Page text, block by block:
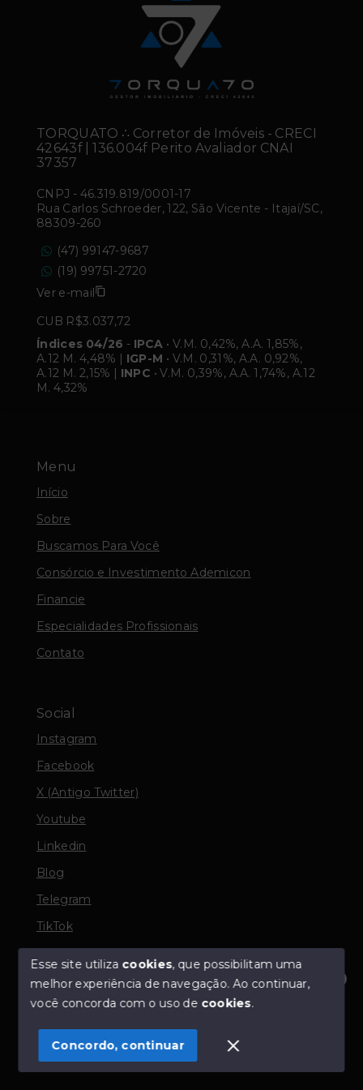
Olá! Estamos disponíveis para te ajudar.
Menu
Início
Sobre
Buscamos Para Você
Consórcio e Investimento Ademicon
Financie
Especialidades Profissionais
Contato
Social
Instagram
Facebook
X (Antigo Twitter)
Youtube
Linkedin
Blog
Telegram
TikTok
© Copyright 2026 - TORQUATO ∴ Corretor de Imóveis
- CRECI 42643f | 136.004f Perito Avaliador CNAI 37357
SITE PARA IMOBILIARIA
TORQUATO ∴ Corretor de Imóveis - CRECI
42643f | 136.004f Perito Avaliador CNAI
37357
CNPJ - 46.319.819/0001-17
Rua Carlos Schroeder, 122, São Vicente - Itajaí/SC,
88309-260
(47) 99147-9687
(19) 99751-2720
Ver e-mail
CUB R$3.037,72
Índices 04/26 - IPCA • V.M. 0,42%, A.A. 1,85%,
A.12 M. 4,48% | IGP-M • V.M. 0,31%, A.A. 0,92%,
A.12 M. 2,15% | INPC • V.M. 0,39%, A.A. 1,74%, A.12
M. 4,32%
Esse site utiliza cookies, que possibilitam uma
melhor experiência de navegação.Ao continuar,
você concorda com o uso de cookies.
Concordo, continuar